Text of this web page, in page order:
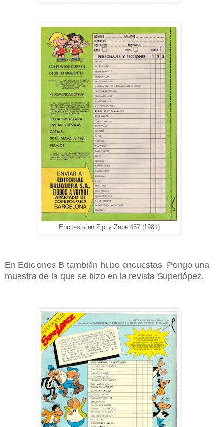
Encuesta en Zipi y Zape 457 (1981)
En Ediciones B también hubo encuestas. Pongo una
muestra de la que se hizo en la revista Superlópez.